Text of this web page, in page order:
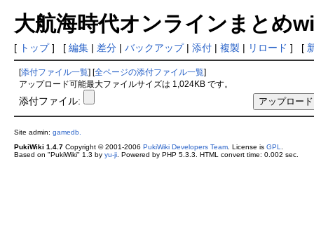
大航海時代オンラインまとめ
[ トップ] [ 編集| 差分| バックアップ| 添付| 複製 | リロード ] [
添付ファイル一覧 全ページの添付ファイル一覧
アップロード可能最大ファイルサイズは 1,024KB です。
添付ファイル:
Site admin: gamedb.
PukiWiki 1.4.7Copyright © 2001-2006 PukiWiki Developers Team. License is GPL
Based on "PukiWiki" 1.3 by yu-ji. Powered by PHP 5.3.3. HTML convert time: 0.002 sec.